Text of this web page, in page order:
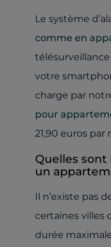
Le système
comme en
votre
charge par
pour
21,90 euros par
Quelles sont
un
Il n’existe pas
certaines villes
durée